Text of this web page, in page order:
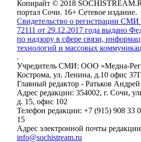
Копирайт © 2018
портал Сочи. 16+ Сетевое издание.
Свидетельство о регистрации
72111 от 29.12.2017 года выдано
по надзору в сфере связи,
технологий и массовых
.
Учредитель СМИ: ООО «Медиа-
Кострома, ул. Ленина, д.10 офис 37Г
Главный редактор - Ратьков
Адрес редакции: 354002, г. Сочи,
д. 15, офис 102
Телефон редакции: +7 (915) 908 33
15
Адрес электронной почты
info@sochistream.ru